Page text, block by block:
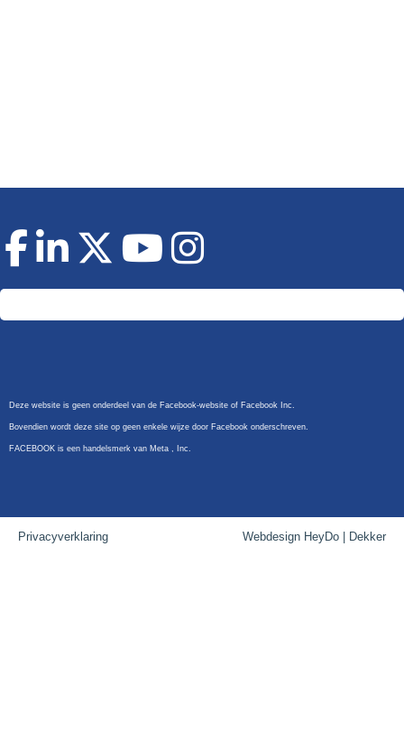
Deze website is geen onderdeel van de Facebook-website of Facebook Inc.
Bovendien wordt deze site op geen enkele wijze door Facebook onderschreven.
FACEBOOK is een handelsmerk van Meta , Inc.
Privacyverklaring Webdesign HeyDo | Dekker